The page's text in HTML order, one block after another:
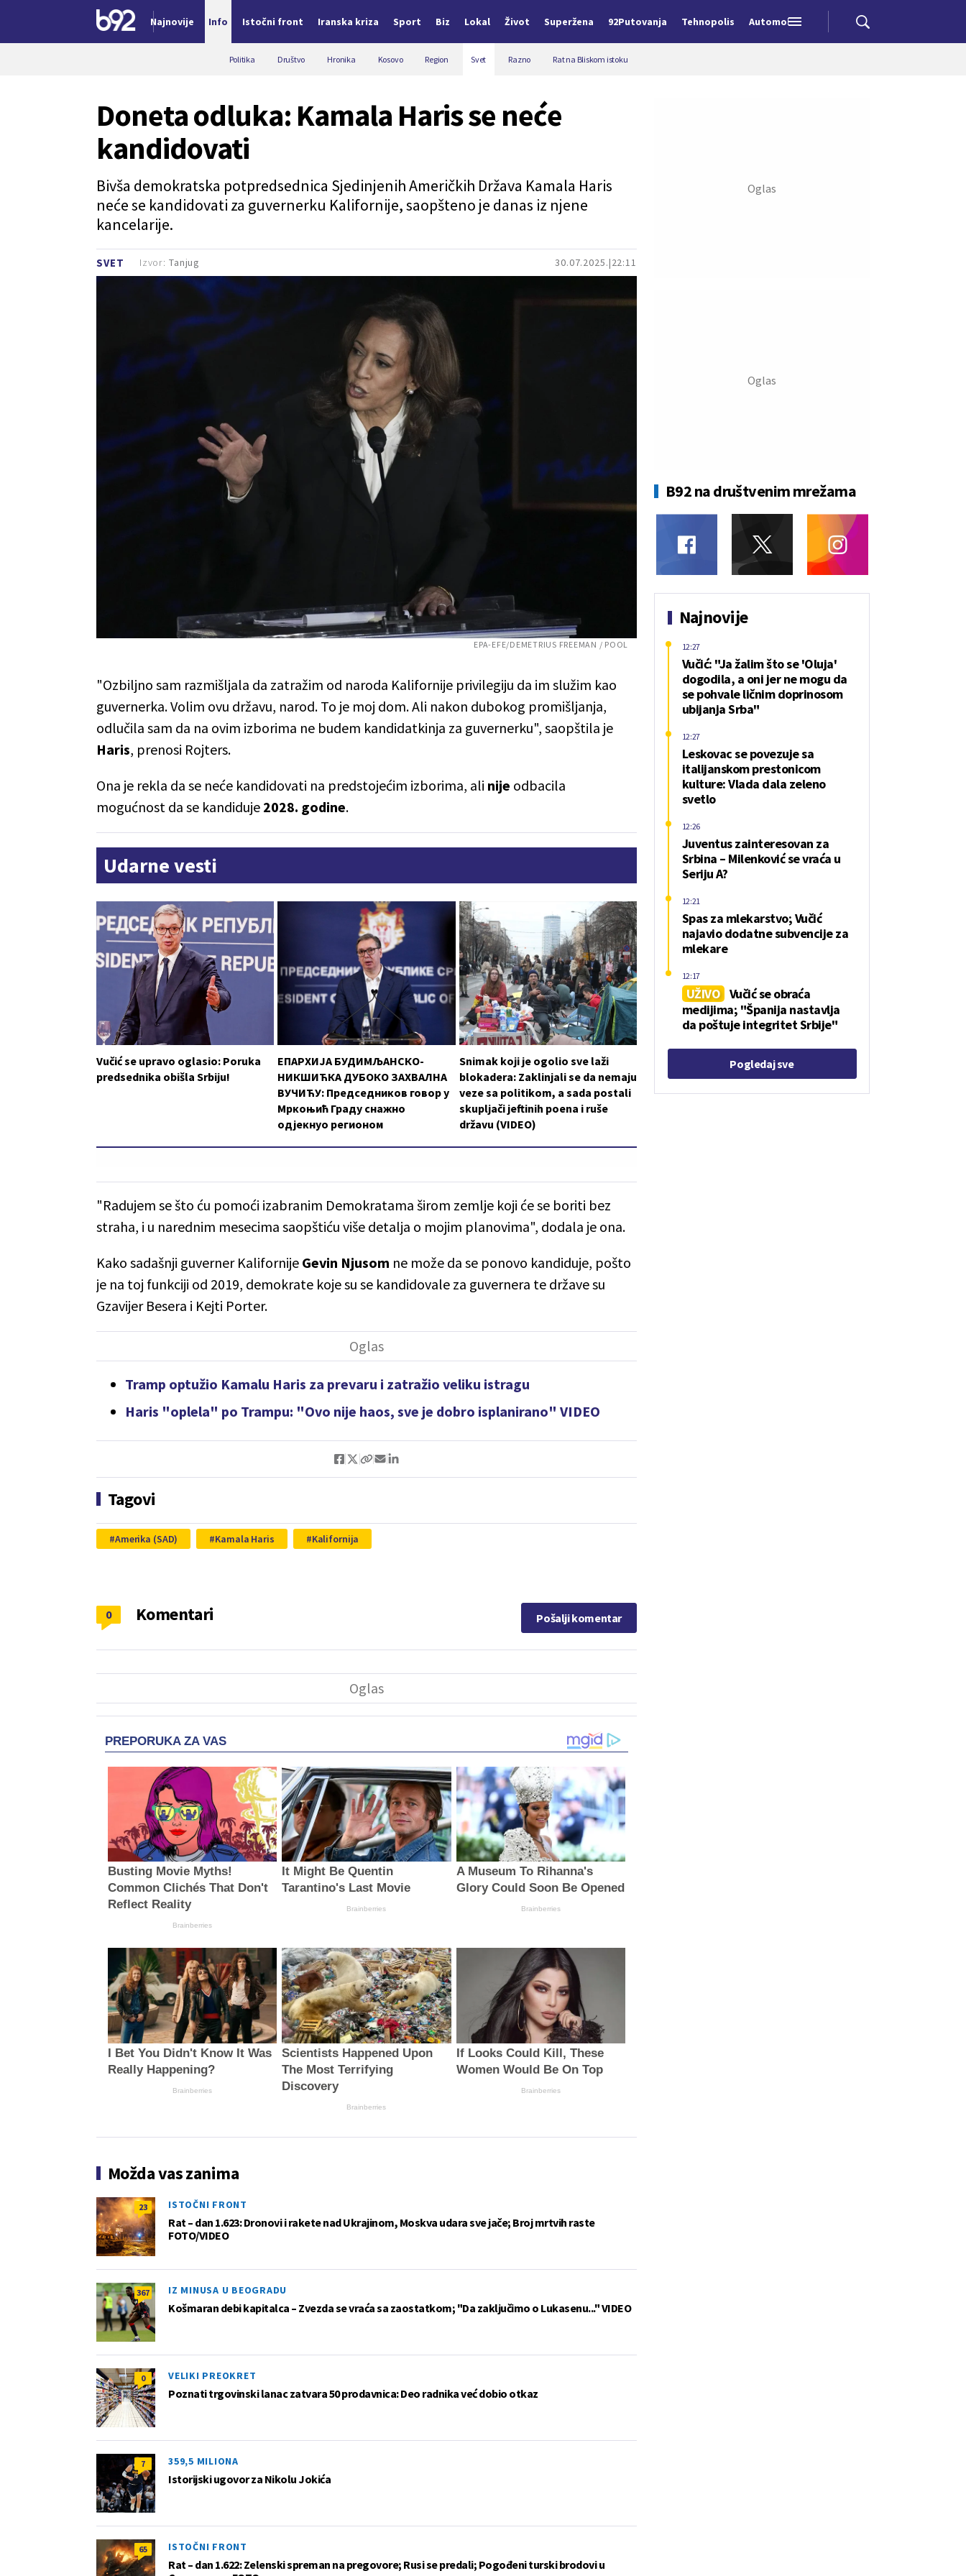
Najnovije Info Istočni front Iranska kriza Sport Biz Lokal Život Superžena 92Putovanja Tehnopolis Automobili
Politika Društvo Hronika Kosovo Region Svet Razno Rat na Bliskom istoku
SVET 30.07.2025. 22:11
Doneta odluka: Kamala Haris se neće
kandidovati
Bivša demokratska potpredsednica Sjedinjenih Američkih Država Kamala Haris
neće se kandidovati za guvernerku Kalifornije, saopšteno je danas iz njene
kancelarije.
Izvor: Tanjug
EPA-EFE/DEMETRIUS FREEMAN / POOL
"Ozbiljno sam razmišljala da zatražim od naroda Kalifornije privilegiju da im služim kao
guvernerka. Volim ovu državu, narod. To je moj dom. Ali nakon dubokog promišljanja,
odlučila sam da na ovim izborima ne budem kandidatkinja za guvernerku", saopštila je
Haris, prenosi Rojters.
Ona je rekla da se neće kandidovati na predstojećim izborima, ali nije odbacila
mogućnost da se kandiduje 2028. godine.
Udarne vesti
Vučić se upravo oglasio: Poruka
predsednika obišla Srbiju!
ЕПАРХИЈА БУДИМЉАНСКО-
НИКШИЋКА ДУБОКО ЗАХВАЛНА
ВУЧИЋУ: Председников говор у
Мркоњић Граду снажно
одјекнуо регионом
Snimak koji je ogolio sve laži
blokadera: Zaklinjali se da nemaju
veze sa politikom, a sada postali
skupljači jeftinih poena i ruše
državu (VIDEO)
"Radujem se što ću pomoći izabranim Demokratama širom zemlje koji će se boriti bez
straha, i u narednim mesecima saopštiću više detalja o mojim planovima", dodala je ona.
Kako sadašnji guverner Kalifornije Gevin Njusom ne može da se ponovo kandiduje, pošto
je na toj funkciji od 2019, demokrate koje su se kandidovale za guvernera te države su
Gzavijer Besera i Kejti Porter.
Tramp optužio Kamalu Haris za prevaru i zatražio veliku istragu
Haris "oplela" po Trampu: "Ovo nije haos, sve je dobro isplanirano" VIDEO
Tagovi
Amerika (SAD) Kamala Haris Kalifornija
Komentari
0 Pošalji komentar
PREPORUKA ZA VAS
Busting Movie Myths!
Common Clichés That Don't
Reflect Reality
Brainberries
It Might Be Quentin
Tarantino's Last Movie
Brainberries
A Museum To Rihanna's
Glory Could Soon Be Opened
Brainberries
I Bet You Didn't Know It Was
Really Happening?
Brainberries
Scientists Happened Upon
The Most Terrifying
Discovery
Brainberries
If Looks Could Kill, These
Women Would Be On Top
Brainberries
Možda vas zanima
23 ISTOČNI FRONT
Rat – dan 1.623: Dronovi i rakete nad Ukrajinom, Moskva udara sve jače; Broj mrtvih raste
FOTO/VIDEO
367 IZ MINUSA U BEOGRADU
Košmaran debi kapitalca – Zvezda se vraća sa zaostatkom; "Da zaključimo o Lukasenu..." VIDEO
0 VELIKI PREOKRET
Poznati trgovinski lanac zatvara 50 prodavnica: Deo radnika već dobio otkaz
7 359,5 MILIONA
Istorijski ugovor za Nikolu Jokića
65 ISTOČNI FRONT
Rat – dan 1.622: Zelenski spreman na pregovore; Rusi se predali; Pogođeni turski brodovi u
B92 na društvenim mrežama
Najnovije
Vučić: "Ja žalim što se 'Oluja'
dogodila, a oni jer ne mogu da
se pohvale ličnim doprinosom
ubijanja Srba"
12:27
Leskovac se povezuje sa
italijanskom prestonicom
kulture: Vlada dala zeleno
svetlo
12:27
Juventus zainteresovan za
Srbina – Milenković se vraća u
Seriju A?
12:26
Spas za mlekarstvo; Vučić
najavio dodatne subvencije za
mlekare
12:21
UŽIVO Vučić se obraća
medijima; "Španija nastavlja
da poštuje integritet Srbije"
12:17
Pogledaj sve